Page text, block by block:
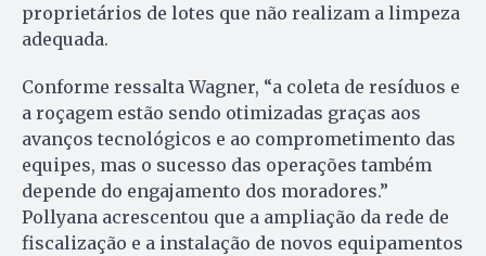
proprietários de lotes que não realizam a limpeza
adequada.
Conforme ressalta Wagner, “a coleta de resíduos e
a roçagem estão sendo otimizadas graças aos
avanços tecnológicos e ao comprometimento das
equipes, mas o sucesso das operações também
depende do engajamento dos moradores.”
Pollyana acrescentou que a ampliação da rede de
fiscalização e a instalação de novos equipamentos